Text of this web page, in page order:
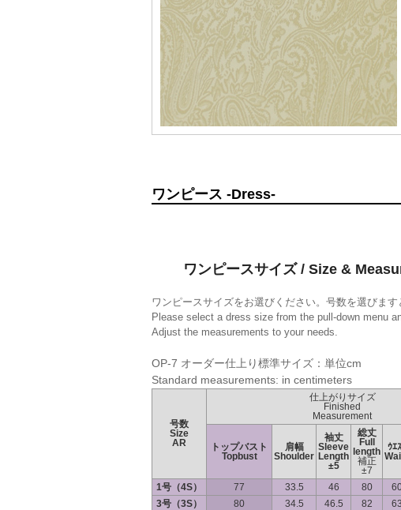
ワンピース -Dress-
ワンピースサイズ / Size &
ワンピースサイズをお選びください。号数を選びま
Please select a dress size from the pull-down menu
Adjust the measurements to your needs.
OP-7 オーダー仕上り標準サイズ：単位cm
Standard measurements: in centimeters
号数
Size
AR
仕上がりサイズ
Finished
Measurement
トップバスト
Topbust
肩幅
Shoulder
袖丈
Sleeve
Length
±5
総丈
Full
length
補正
±7
ｳｴ
1号（4S）
77 33.5 46 80
3号（3S）
80 34.5 46.5 82 63